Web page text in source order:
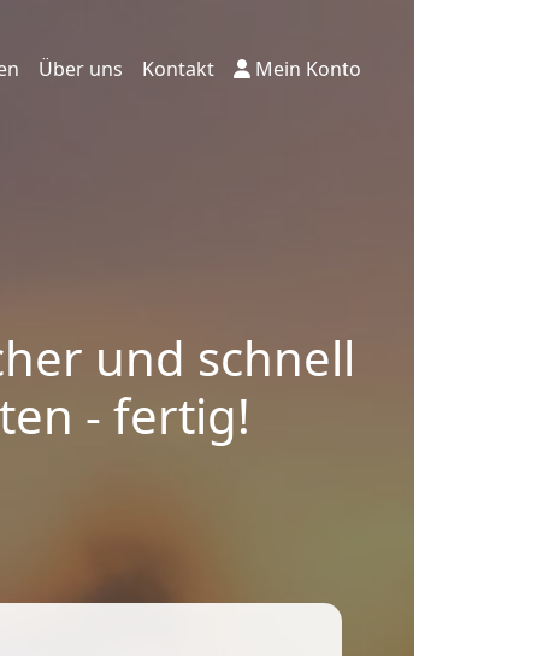
Über uns Kontakt Mein Konto
und schnell
- fertig!